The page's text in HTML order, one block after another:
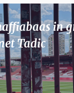
in
Tadic